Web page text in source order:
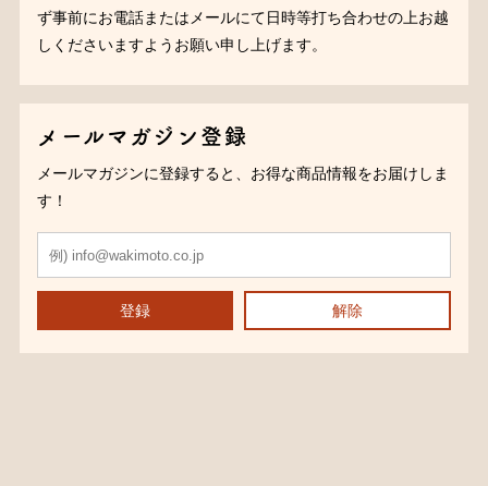
ず事前にお電話またはメールにて日時等打ち合わせの上お越
しくださいますようお願い申し上げます。
メールマガジン登録
メールマガジンに登録すると、お得な商品情報をお届けしま
す！
登録 解除